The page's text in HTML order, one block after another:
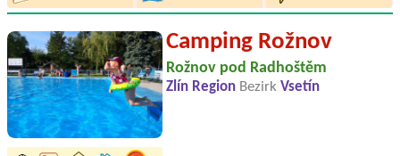
Camping Rožnov
Rožnov pod Radhoštěm
Zlín Region Bezirk Vsetín